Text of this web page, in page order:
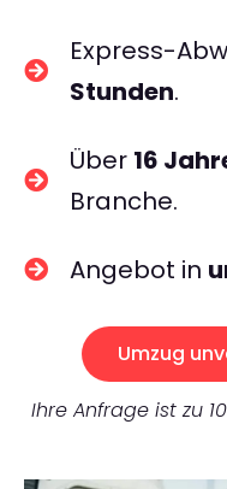
Express-
Stunden.
Über 16
Branche.
Angebot in
Umzug
Ihre Anfrage ist zu